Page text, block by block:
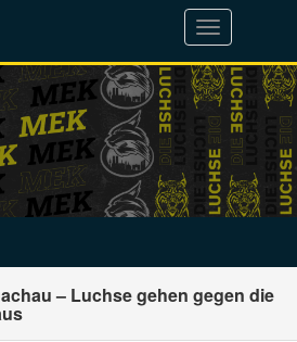
Toggle
navigation
– Luchse gehen gegen die